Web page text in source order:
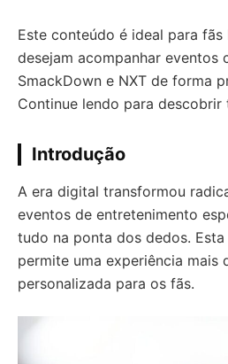
Este conteúdo é ideal para fãs
desejam acompanhar eventos
SmackDown e NXT de forma
Continue lendo para descobrir
Introdução
A era digital transformou
eventos de entretenimento
tudo na ponta dos dedos.
permite uma experiência mais
personalizada para os fãs.